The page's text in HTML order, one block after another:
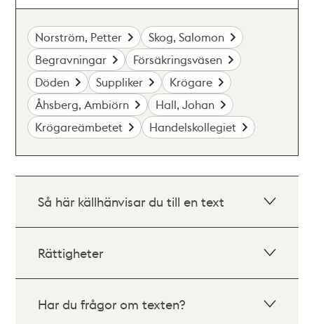
Norström, Petter
Skog, Salomon
Begravningar
Försäkringsväsen
Döden
Suppliker
Krögare
Åhsberg, Ambiörn
Hall, Johan
Krögareämbetet
Handelskollegiet
Så här källhänvisar du till en text
Rättigheter
Har du frågor om texten?